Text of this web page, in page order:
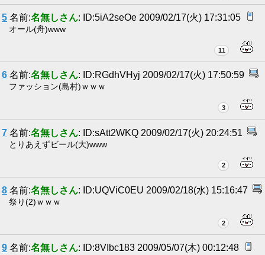
5 名前:名無しさん: ID:5iA2seOe 2009/02/17(火) 17:31:05
オール(舟)www
11
6 名前:名無しさん: ID:RGdhVHyj 2009/02/17(火) 17:50:59
ファッション(島村)ｗｗｗ
3
7 名前:名無しさん: ID:sAtt2WKQ 2009/02/17(火) 20:24:51
とりあえずビール(大)www
2
8 名前:名無しさん: ID:UQViC0EU 2009/02/18(水) 15:16:47
祭り(2)ｗｗｗ
2
9 名前:名無しさん: ID:8VIbc183 2009/05/07(木) 00:12:48